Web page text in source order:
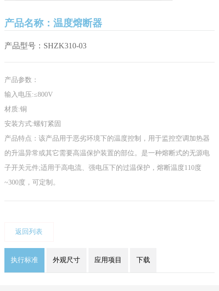
产品名称：温度熔断器
产品型号：SHZK310-03
产品参数：
输入电压:≤800V
材质:铜
安装方式:螺钉紧固
产品特点：该产品用于恶劣环境下的温度控制，用于监控空调加热器
的升温异常或其它需要高温保护装置的部位。是一种熔断式的无源电
子开关元件;适用于高电流、强电压下的过温保护，熔断温度110度
~300度，可定制。
返回列表
执行标准 外观尺寸 应用项目 下载